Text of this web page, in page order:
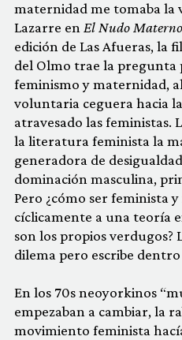
maternidad me tomaba la
Lazarre en El Nudo Materno
edición de Las Afueras, la
del Olmo trae la
feminismo y maternidad,
voluntaria ceguera hacia
atravesado las feministas.
la literatura feminista la
generadora de
dominación masculina,
Pero ¿cómo ser feminista
cíclicamente a una teoría
son los propios verdugos?
dilema pero escribe
En los 70s neoyorkinos
empezaban a cambiar, la
movimiento feminista